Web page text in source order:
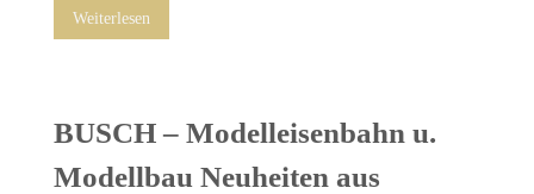
Weiterlesen
BUSCH – Modelleisenbahn u.
Modellbau Neuheiten aus